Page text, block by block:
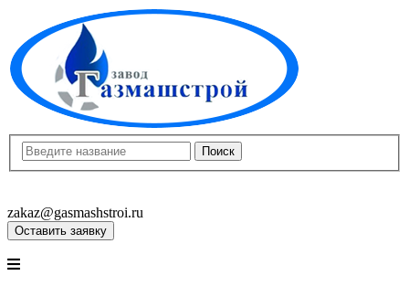
zakaz@gasmashstroi.ru
Оставить заявку